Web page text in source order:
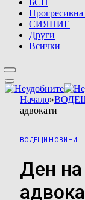
Прогресивна
СИЯНИЕ
Други
Всички
Начало»
адвокати
ВОДЕЩИ НОВИНИ
Ден на